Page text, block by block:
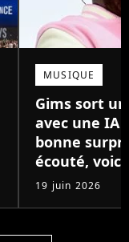
MUSIQUE
Gims sort
avec une IA
bonne
écouté,
19 juin 2026